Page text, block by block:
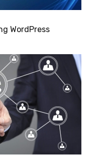
WordPress